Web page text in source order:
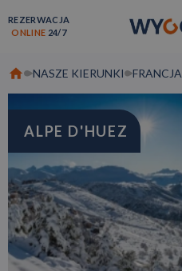
REZERWACJA
ONLINE 24/7
NASZE KIERUNKI FRANCJA
ALPE D'HUEZ